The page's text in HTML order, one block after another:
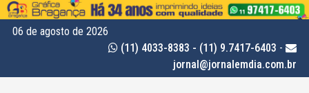
06 de agosto de 2026
(11) 4033-8383 - (11) 9.7417-6403 -
jornal@jornalemdia.com.br